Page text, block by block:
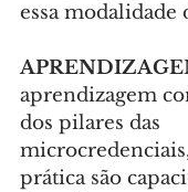
essa modalidade
aprendizagem
dos pilares das
prática são